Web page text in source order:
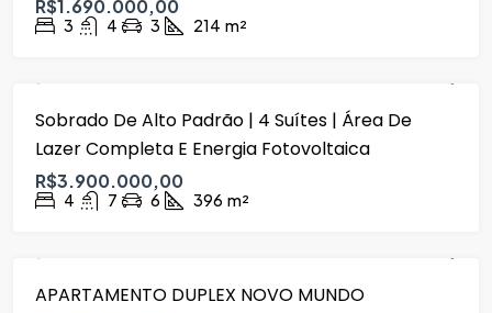
R$1.690.000,00
3 4 3 214 m²
DESTAQUE
Sobrado De Alto Padrão | 4 Suítes | Área De
Lazer Completa E Energia Fotovoltaica
R$3.900.000,00
4 7 6 396 m²
DESTAQUE
APARTAMENTO DUPLEX NOVO MUNDO